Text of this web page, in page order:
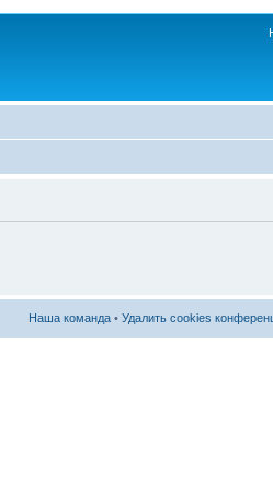
Наша команда • Удалить cookies